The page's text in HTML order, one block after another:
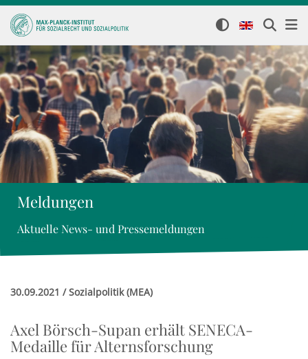
Meldungen
Aktuelle News- und Pressemeldungen
30.09.2021 / Sozialpolitik (MEA)
Axel Börsch-Supan erhält SENECA-
Medaille für Alternsforschung